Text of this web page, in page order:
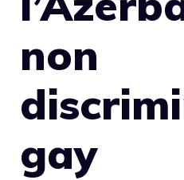
non
gay